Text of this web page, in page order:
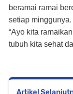
beramai ramai
setiap minggunya.
“Ayo kita
tubuh kita sehat
Artikel